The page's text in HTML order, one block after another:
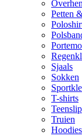
Petten
Sjaals
Sokken
T-shirts
Truien
Hoodies